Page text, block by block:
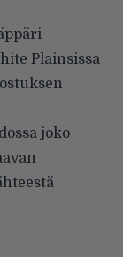
Plainsissa
joko